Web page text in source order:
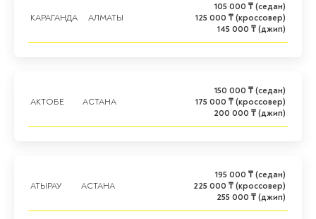
КАРАГАНДА АЛМАТЫ
105 000 ₸ (седан)
125 000 ₸ (кроссовер)
145 000 ₸ (джип)
АКТОБЕ АСТАНА
150 000 ₸ (седан)
175 000 ₸ (кроссовер)
200 000 ₸ (джип)
АТЫРАУ АСТАНА
195 000 ₸ (седан)
225 000 ₸ (кроссовер)
255 000 ₸ (джип)